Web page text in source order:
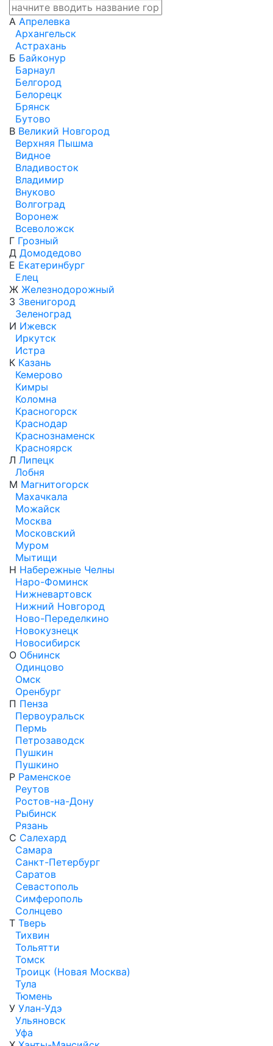
А Апрелевка
Архангельск
Астрахань
Б Байконур
Барнаул
Белгород
Белорецк
Брянск
Бутово
В Великий Новгород
Верхняя Пышма
Видное
Владивосток
Владимир
Внуково
Волгоград
Воронеж
Всеволожск
Г Грозный
Д Домодедово
Е Екатеринбург
Елец
Ж Железнодорожный
З Звенигород
Зеленоград
И Ижевск
Иркутск
Истра
К Казань
Кемерово
Кимры
Коломна
Красногорск
Краснодар
Краснознаменск
Красноярск
Л Липецк
Лобня
М Магнитогорск
Махачкала
Можайск
Москва
Московский
Муром
Мытищи
Н Набережные Челны
Наро-Фоминск
Нижневартовск
Нижний Новгород
Ново-Переделкино
Новокузнецк
Новосибирск
О Обнинск
Одинцово
Омск
Оренбург
П Пенза
Первоуральск
Пермь
Петрозаводск
Пушкин
Пушкино
Р Раменское
Реутов
Ростов-на-Дону
Рыбинск
Рязань
С Салехард
Самара
Санкт-Петербург
Саратов
Севастополь
Симферополь
Солнцево
Т Тверь
Тихвин
Тольятти
Томск
Троицк (Новая Москва)
Тула
Тюмень
У Улан-Удэ
Ульяновск
Уфа